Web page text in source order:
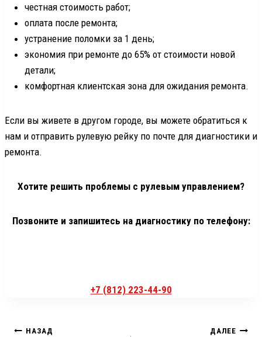
честная стоимость работ;
оплата после ремонта;
устранение поломки за 1 день;
экономия при ремонте до 65% от стоимости новой
детали;
комфортная клиентская зона для ожидания ремонта.
Если вы живете в другом городе, вы можете обратиться к
нам и отправить рулевую рейку по почте для диагностики и
ремонта.
Хотите решить проблемы с рулевым управлением?
Позвоните и запишитесь на диагностику по телефону:
+7 (812) 223-44-90
НАЗАД ДАЛЕЕ